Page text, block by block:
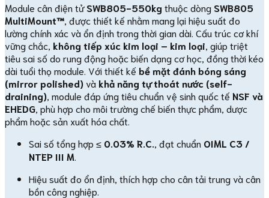
Module cân điện tửSWB805-550kgthuộc dòng SWB805
MultiMount™ , được thiết kế nhằm mang lại hiệu suất đo
lường chính xác và ổn định trong thời gian dài. Cấu trúc cơ khí
vững chắc, không tiếp xúc kim loại – kim loại , giúp triệt
tiêu sai số do rung động hoặc biến dạng cơ học, đồng thời kéo
dài tuổi thọ module. Với thiết kế bề mặt đánh bóng sáng
(mirror polished) và khả năng tự thoát nước (self-
draining) , module đáp ứng tiêu chuẩn vệ sinh quốc tế NSF và
EHEDG , phù hợp cho môi trường chế biến thực phẩm, dược
phẩm hoặc sản xuất hóa chất.
Sai số tổng hợp ≤ 0.03% R.C. , đạt chuẩn OIML C3 /
NTEP III M
Hiệu suất đo ổn định, thích hợp cho cân tải trung và cân
bồn công nghiệp.